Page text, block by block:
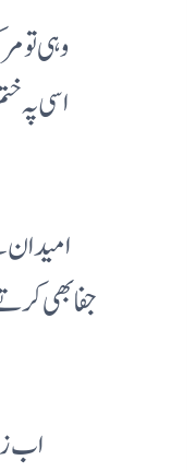
وہی تو
اسی پہ
امید ان
جفا بھی
اب